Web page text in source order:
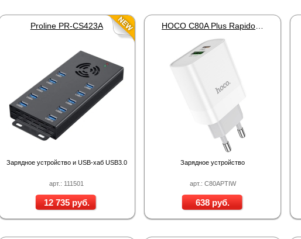
Wi-Fi роутер 4G Industrial RoHS Plery WS-G R802
арт.: 111501
Proline PR-CS423A
Зарядное устройство и USB-хаб USB3.0
12 735 руб.
арт.: C80APTIW
Зарядное устройство
638 руб.